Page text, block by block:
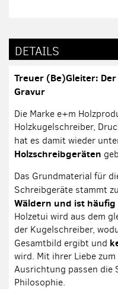
DETAILS
Treuer (Be)Gleiter:
Gravur
Die Marke e+m
Holzkugelschreiber,
hat es damit wieder
Holzschreibgeräten
Das Grundmaterial für
Schreibgeräte stammt
Wäldern und ist
Holzetui wird aus dem
der Kugelschreiber,
Gesamtbild ergibt und
wird. Mit ihrer Liebe
Ausrichtung passen die
Philosophie.